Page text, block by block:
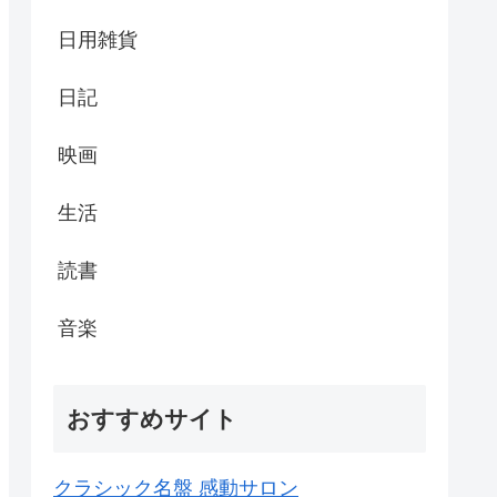
日用雑貨
日記
映画
生活
読書
音楽
おすすめサイト
クラシック名盤 感動サロン